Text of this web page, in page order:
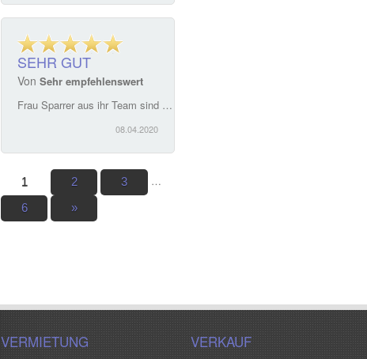
SEHR GUT
Von Sehr empfehlenswert
Frau Sparrer aus ihr Team sind einfach super. Ein ausgesprochen guter Service. Hat sich bei unserem Hausverkauf perfekt um alles gekümmert und alle noch notwendigen Schritte erledigt. Sehr empfehlenswert
08.04.2020
1 2 3 …
6 »
VERMIETUNG VERKAUF